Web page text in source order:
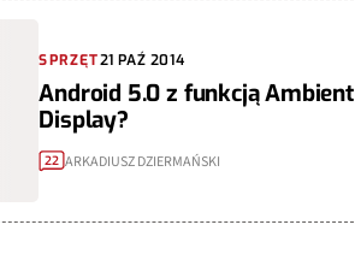
SPRZĘT21 PAŹ 2014
Android 5.0 z funkcją Ambient
Display?
22 ARKADIUSZ DZIERMAŃSKI